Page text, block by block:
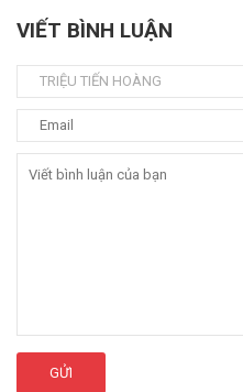
VIẾT BÌNH LUẬN
GỬI